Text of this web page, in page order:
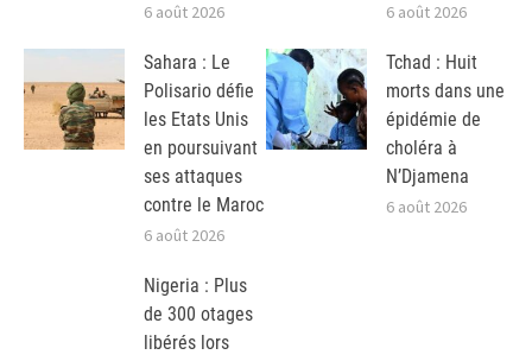
6 août 2026 6 août 2026
Sahara : Le
Polisario défie
les Etats Unis
en poursuivant
ses attaques
contre le Maroc
6 août 2026
Tchad : Huit
morts dans une
épidémie de
choléra à
N’Djamena
6 août 2026
Nigeria : Plus
de 300 otages
libérés lors